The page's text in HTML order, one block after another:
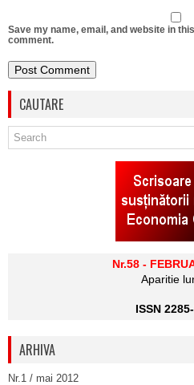
Save my name, email, and website in
comment.
CAUTARE
Nr.58 -
Aparitie
ISSN
ARHIVA
Nr.1 / mai 2012